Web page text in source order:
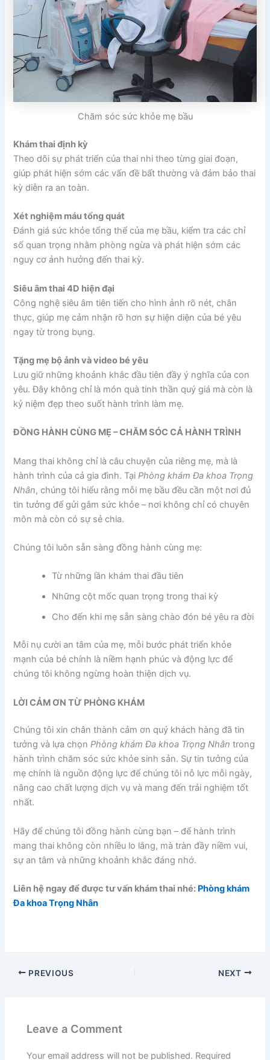
Chăm sóc sức khỏe mẹ bầu
Khám thai định kỳ
Theo dõi sự phát triển của thai nhi theo từng giai đoạn,
giúp phát hiện sớm các vấn đề bất thường và đảm bảo thai
kỳ diễn ra an toàn.
Xét nghiệm máu tổng quát
Đánh giá sức khỏe tổng thể của mẹ bầu, kiểm tra các chỉ
số quan trọng nhằm phòng ngừa và phát hiện sớm các
nguy cơ ảnh hưởng đến thai kỳ.
Siêu âm thai 4D hiện đại
Công nghệ siêu âm tiên tiến cho hình ảnh rõ nét, chân
thực, giúp mẹ cảm nhận rõ hơn sự hiện diện của bé yêu
ngay từ trong bụng.
Tặng mẹ bộ ảnh và video bé yêu
Lưu giữ những khoảnh khắc đầu tiên đầy ý nghĩa của con
yêu. Đây không chỉ là món quà tinh thần quý giá mà còn là
kỷ niệm đẹp theo suốt hành trình làm mẹ.
ĐỒNG HÀNH CÙNG MẸ – CHĂM SÓC CẢ HÀNH TRÌNH
Mang thai không chỉ là câu chuyện của riêng mẹ, mà là
hành trình của cả gia đình. TạiPhòng khám Đa khoa Trọng
Nhân, chúng tôi hiểu rằng mỗi mẹ bầu đều cần một nơi đủ
tin tưởng để gửi gắm sức khỏe – nơi không chỉ có chuyên
môn mà còn có sự sẻ chia.
Chúng tôi luôn sẵn sàng đồng hành cùng mẹ:
Từ những lần khám thai đầu tiên
Những cột mốc quan trọng trong thai kỳ
Cho đến khi mẹ sẵn sàng chào đón bé yêu ra đời
Mỗi nụ cười an tâm của mẹ, mỗi bước phát triển khỏe
mạnh của bé chính là niềm hạnh phúc và động lực để
chúng tôi không ngừng hoàn thiện dịch vụ.
LỜI CẢM ƠN TỪ PHÒNG KHÁM
Chúng tôi xin chân thành cảm ơn quý khách hàng đã tin
tưởng và lựa chọnPhòng khám Đa khoa Trọng Nhân trong
hành trình chăm sóc sức khỏe sinh sản. Sự tin tưởng của
mẹ chính là nguồn động lực để chúng tôi nỗ lực mỗi ngày,
nâng cao chất lượng dịch vụ và mang đến trải nghiệm tốt
nhất.
Hãy để chúng tôi đồng hành cùng bạn – để hành trình
mang thai không còn nhiều lo lắng, mà tràn đầy niềm vui,
sự an tâm và những khoảnh khắc đáng nhớ.
Liên hệ ngay để được tư vấn khám thai nhé: Phòng khám
Đa khoa Trọng Nhân
PREVIOUS NEXT
Leave a Comment
Your email address will not be published. Required